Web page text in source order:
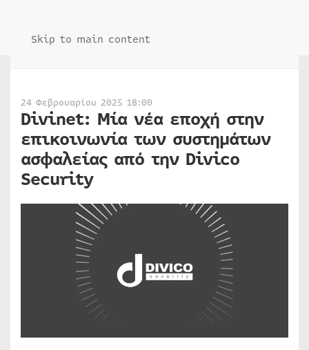
Skip to main content
24 Φεβρουαρίου 2025 18:00
Divinet: Μία νέα εποχή στην
επικοινωνία των συστημάτων
ασφαλείας από την Divico
Security